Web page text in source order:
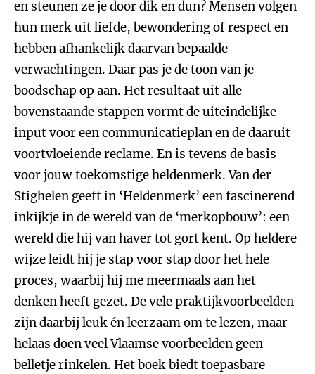
en steunen ze je door dik en dun? Mensen volgen
hun merk uit liefde, bewondering of respect en
hebben afhankelijk daarvan bepaalde
verwachtingen. Daar pas je de toon van je
boodschap op aan. Het resultaat uit alle
bovenstaande stappen vormt de uiteindelijke
input voor een communicatieplan en de daaruit
voortvloeiende reclame. En is tevens de basis
voor jouw toekomstige heldenmerk. Van der
Stighelen geeft in ‘Heldenmerk’ een fascinerend
inkijkje in de wereld van de ‘merkopbouw’: een
wereld die hij van haver tot gort kent. Op heldere
wijze leidt hij je stap voor stap door het hele
proces, waarbij hij me meermaals aan het
denken heeft gezet. De vele praktijkvoorbeelden
zijn daarbij leuk én leerzaam om te lezen, maar
helaas doen veel Vlaamse voorbeelden geen
belletje rinkelen. Het boek biedt toepasbare